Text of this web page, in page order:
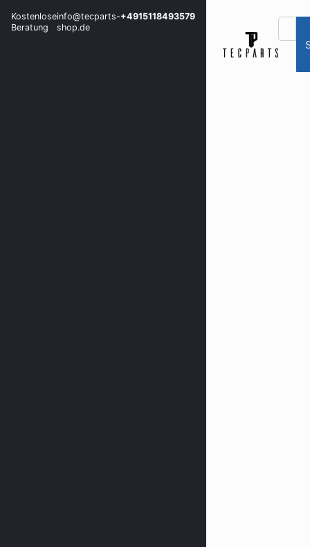
Kostenlose
Beratung
info@tecparts-
shop.de
+4915118493579